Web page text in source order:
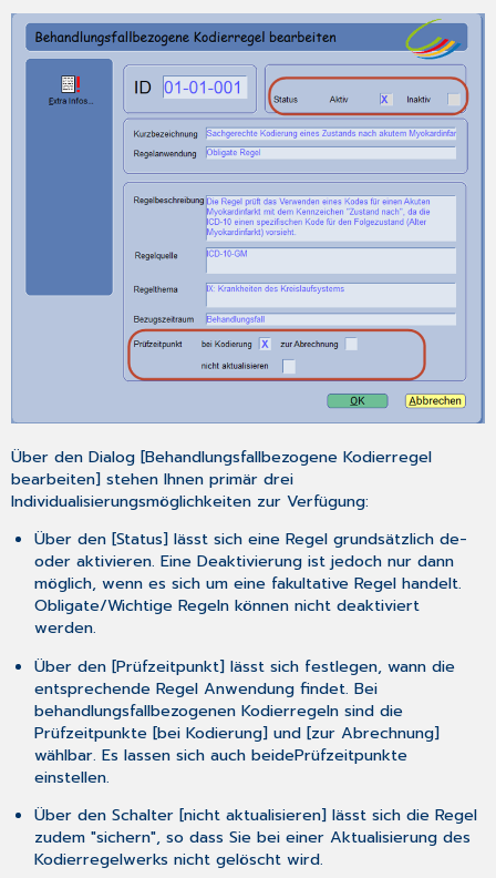
Über den Dialog [Behandlungsfallbezogene Kodierregel
bearbeiten] stehen Ihnen primär drei
Individualisierungsmöglichkeiten zur Verfügung:
Über den [Status] lässt sich eine Regel grundsätzlich de-
oder aktivieren. Eine Deaktivierung ist jedoch nur dann
möglich, wenn es sich um eine fakultative Regel handelt.
Obligate/Wichtige Regeln können nichtdeaktiviert
werden.
Über den [Prüfzeitpunkt] lässt sich festlegen, wann die
entsprechende Regel Anwendung findet. Bei
behandlungsfallbezogenen Kodierregeln sind die
Prüfzeitpunkte [bei Kodierung] und [zur Abrechnung]
wählbar. Es lassen sich auch beidePrüfzeitpunkte
einstellen.
Über den Schalter [nicht aktualisieren] lässt sich die Regel
zudem "sichern", so dass Sie bei einer Aktualisierung des
Kodierregelwerks nichtgelöscht wird.